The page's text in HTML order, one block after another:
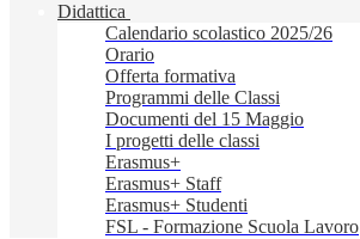
Didattica
Calendario scolastico 2025/26
Orario
Offerta formativa
Programmi delle Classi
Documenti del 15 Maggio
I progetti delle classi
Erasmus+
Erasmus+ Staff
Erasmus+ Studenti
FSL - Formazione Scuola Lavoro